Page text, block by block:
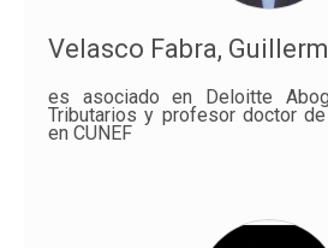
Velasco Fabra,
es asociado en Deloitte
Tributarios y profesor doctor
en CUNEF